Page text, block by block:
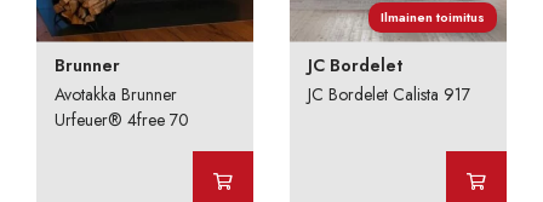
Brunner
Avotakka Brunner
Urfeuer® 4free 70
Ilmainen toimitus
JC Bordelet
JC Bordelet Calista 917